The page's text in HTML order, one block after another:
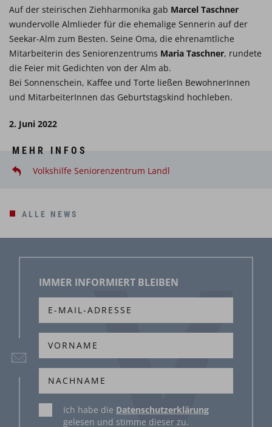
Auf der steirischen Ziehharmonika gab Marcel Taschner
wundervolle Almlieder für die ehemalige Sennerin auf der
Seekar-Alm zum Besten. Seine Oma, die ehrenamtliche
Mitarbeiterin des Seniorenzentrums Maria Taschner, rundete
die Feier mit Gedichten von der Alm ab.
Bei Sonnenschein, Kaffee und Torte ließen BewohnerInnen
und MitarbeiterInnen das Geburtstagskind hochleben.
2. Juni 2022
MEHR INFOS
Volkshilfe Seniorenzentrum Landl
ALLE NEWS
IMMER INFORMIERT BLEIBEN
Ich habe die Datenschutzerklärung
gelesen und stimme dieser zu.